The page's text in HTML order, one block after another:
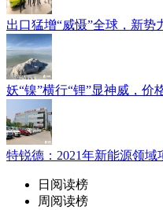
出口猛增“威慑”全球，新势
妖“镍”横行“锂”显神威，价
特锐德：2021年新能源领域
日阅读榜
周阅读榜